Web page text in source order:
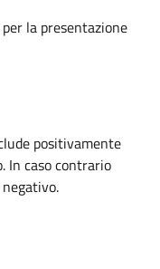
la presentazione
positivamente
In caso contrario